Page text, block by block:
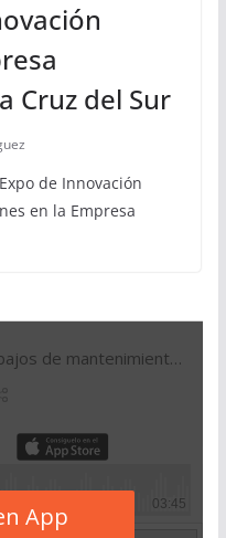
Cruz del Sur
de Innovación
en la Empresa